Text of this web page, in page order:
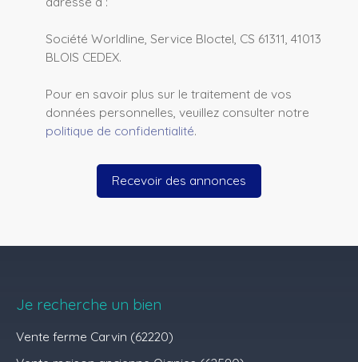
Société Worldline, Service Bloctel, CS 61311, 41013
BLOIS CEDEX.
Pour en savoir plus sur le traitement de vos
données personnelles, veuillez consulter notre
politique de confidentialité.
Recevoir des annonces
Je recherche un bien
Vente ferme Carvin (62220)